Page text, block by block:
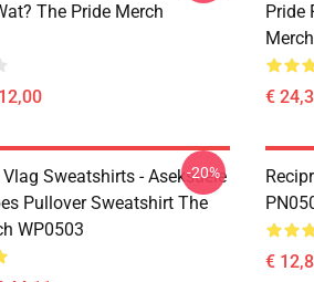
The Pride Merch
Pride
€
Sweatshirts - Aseksuele
Pullover Sweatshirt The
WP0503
-20%
€